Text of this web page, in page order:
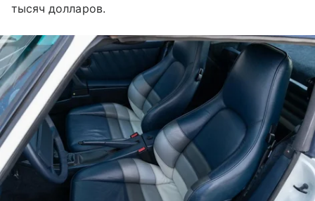
тысяч долларов.